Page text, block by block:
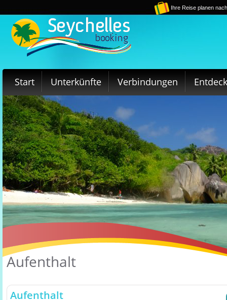
Ihre Reise planen
Start Unterkünfte Verbindungen
Aufenthalt
Aufenthalt